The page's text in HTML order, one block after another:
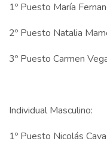
1º Puesto María
2º Puesto Natalia
3º Puesto Carmen
Individual Masculino:
1º Puesto Nicolás